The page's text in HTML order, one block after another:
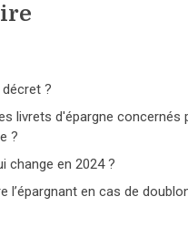
?
livrets d'épargne concernés
?
change en 2024 ?
l’épargnant en cas de